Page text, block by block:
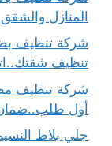
المنازل
تنظيف
أول طلب..ضمان